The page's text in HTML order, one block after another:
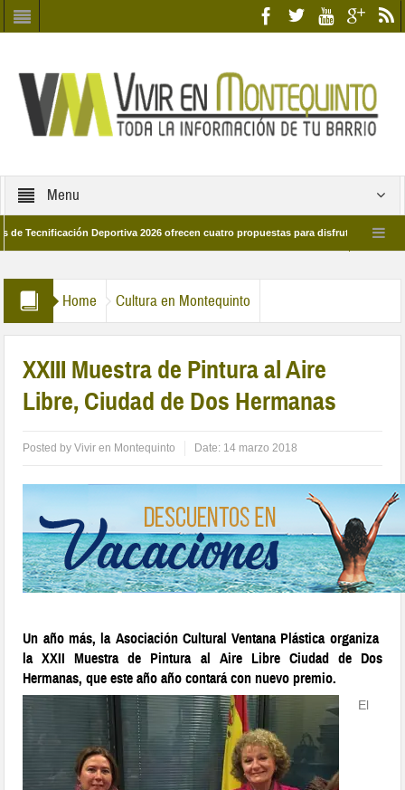
Menu
Deportiva 2026 ofrecen cuatro propuestas para disfrutar del deporte este
Home Cultura en Montequinto
XXIII Muestra de Pintura al Aire
Libre, Ciudad de Dos Hermanas
Posted byVivir en Montequinto Date: 14 marzo 2018
Un año más, la Asociación Cultural Ventana Plástica organiza
la XXII Muestra de Pintura al Aire Libre Ciudad de Dos
Hermanas, que este año año contará con nuevo premio.
El